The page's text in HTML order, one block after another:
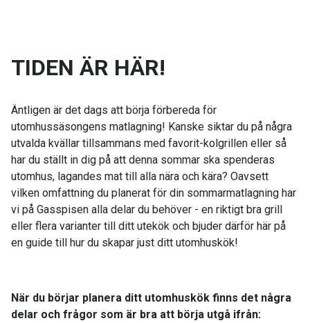
TIDEN ÄR HÄR!
Äntligen är det dags att börja förbereda för
utomhussäsongens matlagning! Kanske siktar du på några
utvalda kvällar tillsammans med favorit-kolgrillen eller så
har du ställt in dig på att denna sommar ska spenderas
utomhus, lagandes mat till alla nära och kära? Oavsett
vilken omfattning du planerat för din sommarmatlagning har
vi på Gasspisen alla delar du behöver - en riktigt bra grill
eller flera varianter till ditt utekök och bjuder därför här på
en guide till hur du skapar just ditt utomhuskök!
När du börjar planera ditt utomhuskök finns det några
delar och frågor som är bra att börja utgå ifrån: